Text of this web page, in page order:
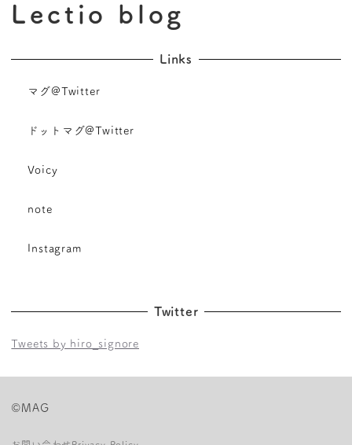
Lectio blog
Links
マグ@Twitter
ドットマグ@Twitter
Voicy
note
Instagram
Twitter
Tweets by hiro_signore
©MAG